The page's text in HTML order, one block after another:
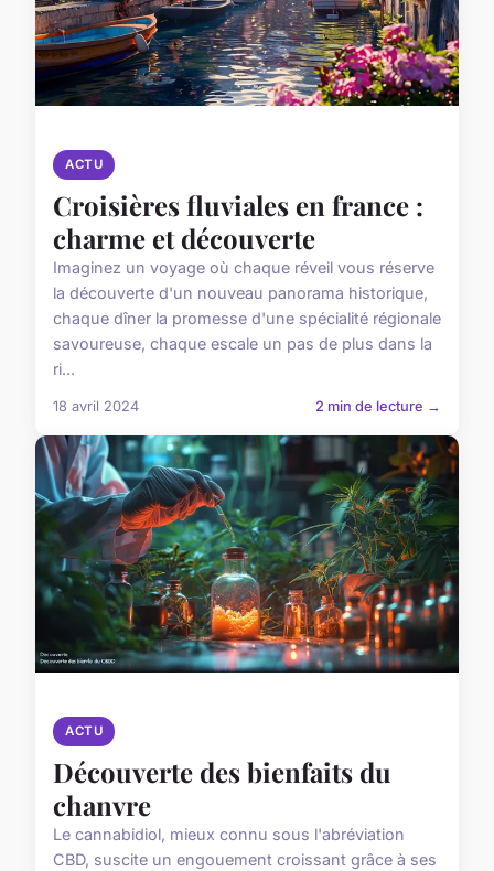
ACTU
Croisières fluviales en france :
charme et découverte
Imaginez un voyage où chaque réveil vous réserve
la découverte d'un nouveau panorama historique,
chaque dîner la promesse d'une spécialité régionale
savoureuse, chaque escale un pas de plus dans la
ri...
18 avril 2024 2 min de lecture →
ACTU
Découverte des bienfaits du
chanvre
Le cannabidiol, mieux connu sous l'abréviation
CBD, suscite un engouement croissant grâce à ses